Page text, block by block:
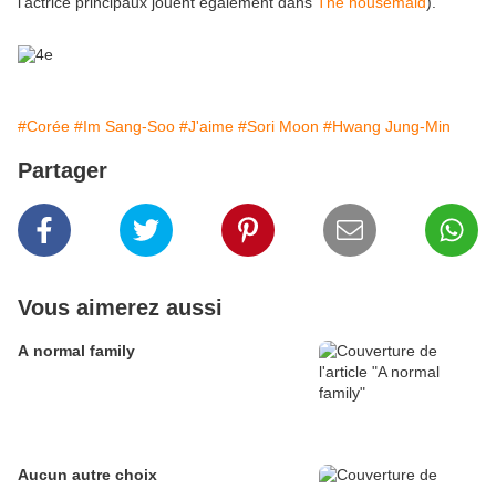
#Corée #Im Sang-Soo #J'aime #Sori Moon #Hwang Jung-Min
Partager
Vous aimerez aussi
A normal family
Aucun autre choix